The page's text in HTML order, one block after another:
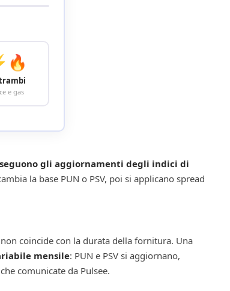
e gas
gli aggiornamenti degli indici di
la base PUN o PSV, poi si applicano spread
coincide con la durata della fornitura. Una
mensile: PUN e PSV si aggiornano,
comunicate da Pulsee.